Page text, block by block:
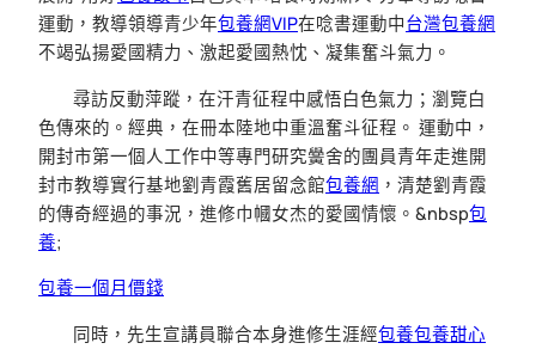
運動，教導領導青少年包養網VIP在唸書運動中台灣包養網
不竭弘揚愛國精力、激起愛國熱忱、凝集奮斗氣力。
尋訪反動萍蹤，在汗青征程中感悟白色氣力；瀏覽白
色傳來的。經典，在冊本陸地中重溫奮斗征程。 運動中，
開封市第一個人工作中等專門研究黌舍的團員青年走進開
封市教導實行基地劉青霞舊居留念館包養網 ，清楚劉青霞
的傳奇經過的事況，進修巾幗女杰的愛國情懷。&nbsp包
養;
包養一個月價錢
同時，先生宣講員聯合本身進修生涯經包養包養甜心